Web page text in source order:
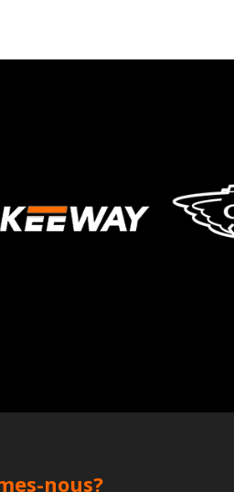
nous?